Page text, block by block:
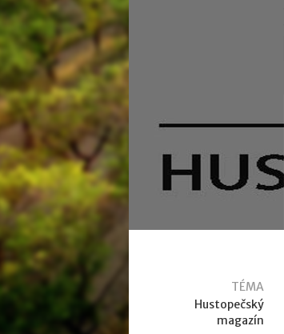
TÉMA
Hustopečský
magazín